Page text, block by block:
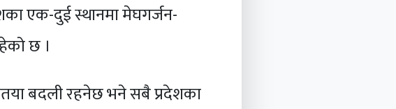
एक-दुई स्थानमा मेघगर्जन-
छ ।
बदली रहनेछ भने सबै प्रदेशका